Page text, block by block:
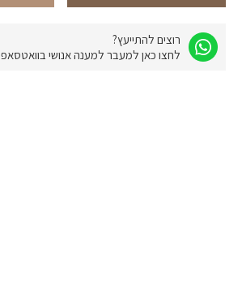
רוצים להתייעץ?
לחצו כאן למעבר למענה אנושי בוואטסאפ